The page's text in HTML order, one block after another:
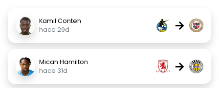
Kamil Conteh
hace 29d
→
Micah Hamilton
hace 31d
→